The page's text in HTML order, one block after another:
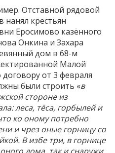
Отставной рядовой
крестьян
Еросимово казённого
Онкина и Захара
дом в 68-м
Малой
от 3 февраля
были строить «в
стороне из
леса, тёса, горбылей и
ко оному потребно
и чрез оные горницу со
В избе три, в горнице